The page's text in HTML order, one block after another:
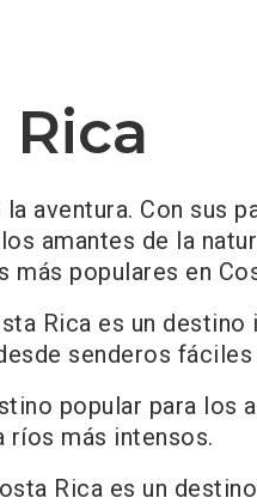
Rica
aventura. Con sus
amantes de la
más populares en
Rica es un
senderos
popular para los
ríos más intensos.
Rica es un